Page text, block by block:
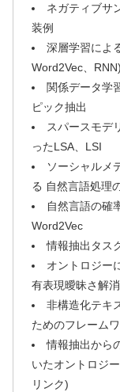
ネガティブサ
装例
深層学習によ
Word2Vec、RNN)
関係データ学
ピック抽出
スパースモデ
ったLSA、LSI
ソーシャルメ
る 自然言語処理
自然言語の確
Word2Vec
情報抽出タス
オントロジー
有表現曖昧さ解
非構造化テキ
ためのフレーム
情報抽出から
いたオントロジ
リンク)